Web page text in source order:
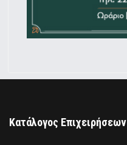
Κατάλογος Επιχειρήσεων